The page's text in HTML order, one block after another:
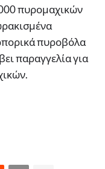
πυρομαχικών
πυροβόλα
παραγγελία για